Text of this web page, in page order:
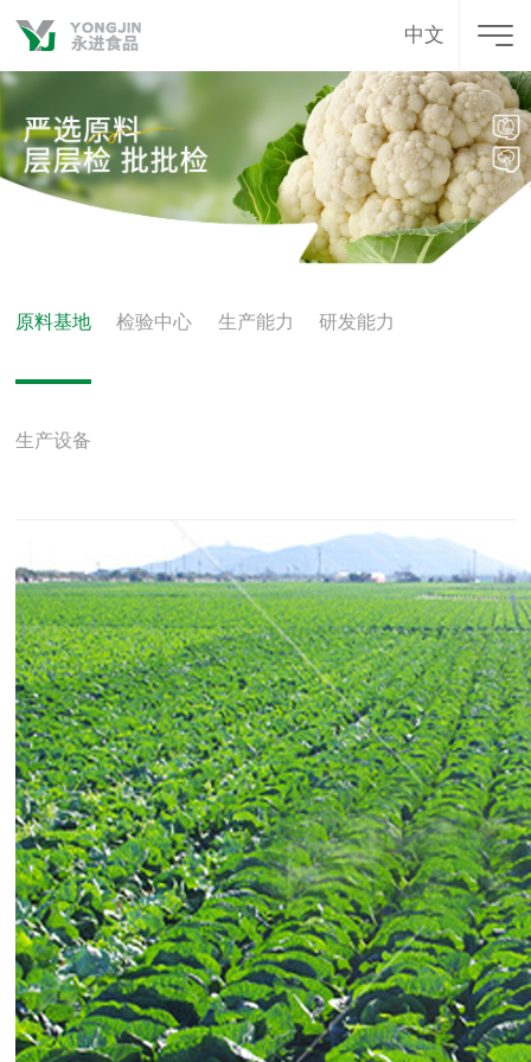
中文
原料基地 检验中心 生产能力 研发能力
生产设备